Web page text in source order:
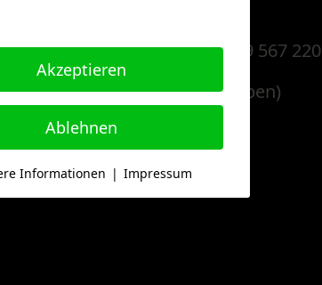
DE 229 567 220
Koerner (Anschrift wie oben)
Akzeptieren
Ablehnen
Informationen | Impressum